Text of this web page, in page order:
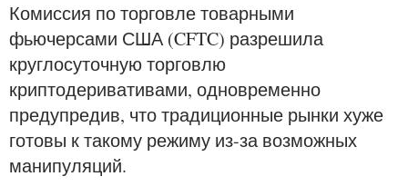
Комиссия по торговле товарными
фьючерсами США (CFTC) разрешила
круглосуточную торговлю
криптодеривативами, одновременно
предупредив, что традиционные рынки хуже
готовы к такому режиму из-за возможных
манипуляций.